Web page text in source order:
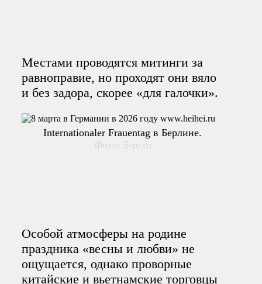
Местами проводятся митинги за
равноправие, но проходят они вяло
и без задора, скорее «для галочки».
Internationaler Frauentag в Берлине.
Фото: 5-tv.ru
Особой атмосферы на родине
праздника «весны и любви» не
ощущается, однако проворные
китайские и вьетнамские торговцы